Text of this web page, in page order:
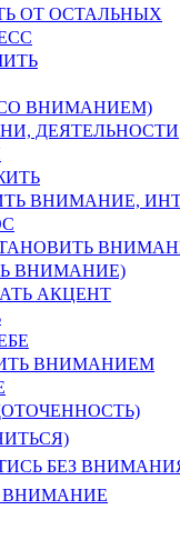
ОТ ОСТАЛЬНЫХ
ВНИМАНИЕМ)
ДЕЯТЕЛЬНОСТИ
ВНИМАНИЕ,
ВНИМАНИЕ)
АКЦЕНТ
ВНИМАНИЕМ
БЕЗ
ВНИМАНИЕ